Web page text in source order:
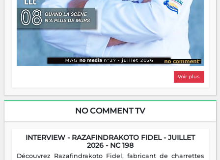
Voir plus
NO COMMENT TV
INTERVIEW - RAZAFINDRAKOTO FIDEL - JUILLET
2026 - NC 198
Découvrez Razafindrakoto Fidel, fabricant de charrettes